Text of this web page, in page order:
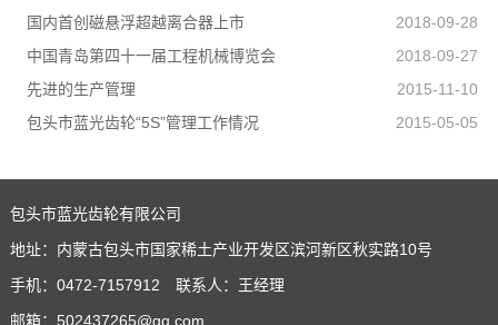
国内首创磁悬浮超越离合器上市
2018-09-28
中国青岛第四十一届工程机械博览会
2018-09-27
先进的生产管理
2015-11-10
包头市蓝光齿轮“5S”管理工作情况
2015-05-05
包头市蓝光齿轮有限公司
地址：内蒙古包头市国家稀土产业开发区滨河新区秋实路10号
手机：0472-7157912 联系人：王经理
邮箱：502437265@qq.com